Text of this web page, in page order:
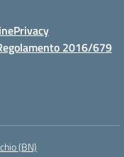
Privacy
2016/679
(BN)